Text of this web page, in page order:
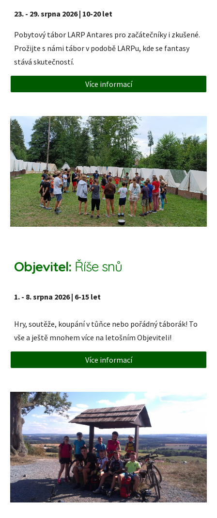
23. - 29. srpna 2026| 10-20let
Pobytový tábor LARP Antares pro začátečníky i zkušené.
Prožijte s námi tábor v podobě LARPu, kde se fantasy
stává skutečností.
Více informací
Objevitel: Říše snů
1. - 8. srpna 2026 | 6-15 let
Hry, soutěže, koupání v tůňce nebo pořádný táborák! To
vše a ještě mnohem více na letošním Objeviteli!
Více informací